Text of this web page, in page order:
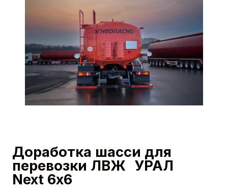
Экранирование электропроводки
Ящик для кошмы
Огнетушитель (2 шт. ОП-6
в пластиковых пеналах)
Катушка заземления
Ящик для песка